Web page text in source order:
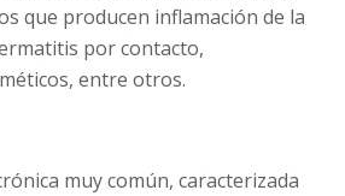
que producen inflamación de la
por contac­to,
entre otros.
muy común, caracterizada